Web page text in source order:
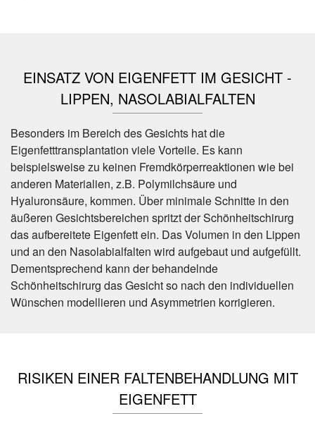
EINSATZ VON EIGENFETT IM GESICHT -
LIPPEN, NASOLABIALFALTEN
Besonders im Bereich des Gesichts hat die
Eigenfetttransplantation viele Vorteile. Es kann
beispielsweise zu keinen Fremdkörperreaktionen wie bei
anderen Materialien, z.B. Polymilchsäure und
Hyaluronsäure, kommen. Über minimale Schnitte in den
äußeren Gesichtsbereichen spritzt der Schönheitschirurg
das aufbereitete Eigenfett ein. Das Volumen in den Lippen
und an den Nasolabialfalten wird aufgebaut und aufgefüllt.
Dementsprechend kann der behandelnde
Schönheitschirurg das Gesicht so nach den individuellen
Wünschen modellieren und Asymmetrien korrigieren.
RISIKEN EINER FALTENBEHANDLUNG MIT
EIGENFETT